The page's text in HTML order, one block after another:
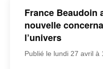
France Beaudoin
nouvelle
l’univers
Publié le lundi 27 avril à